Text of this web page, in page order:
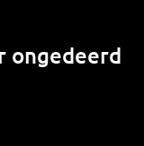
ongedeerd